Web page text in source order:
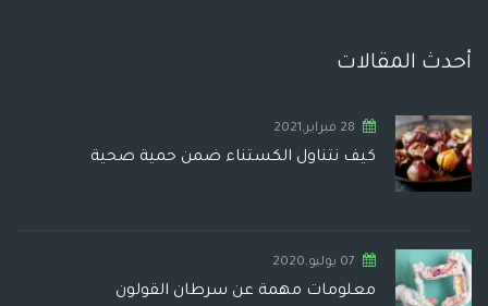
أحدث المقالات
28 فبراير,2021
كيف نتناول الكستناء ضمن حمية صحية
07 يوليو,2020
معلومات مهمة عن سرطان القولون